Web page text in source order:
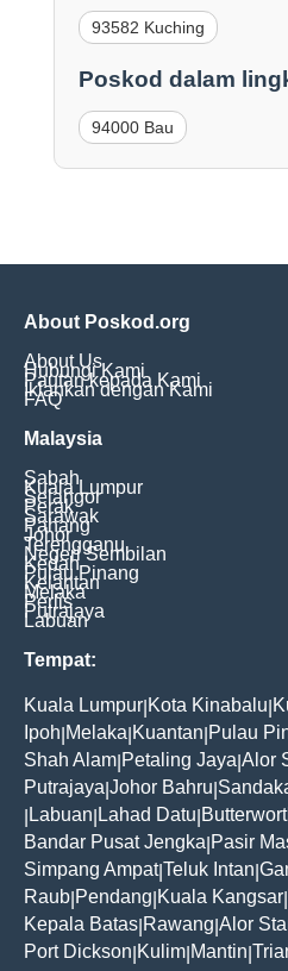
93582 Kuching
Poskod dalam
94000 Bau
About Poskod.org
About Us
Hubungi Kami
Pautan kepada Kami
Iklankan dengan Kami
FAQ
Malaysia
Sabah
Kuala Lumpur
Selangor
Perak
Sarawak
Pahang
Johor
Terengganu
Negeri Sembilan
Kedah
Pulau Pinang
Kelantan
Melaka
Perlis
Putrajaya
Labuan
Tempat:
Kuala Lumpur Kota Kinabalu
Ipoh Melaka Kuantan Pulau
Shah Alam Petaling Jaya Alor
Putrajaya Johor Bahru
Labuan Lahad Datu
Bandar Pusat Jengka Pasir
Simpang Ampat|Teluk Intan
Raub Pendang Kuala Kangsar
Kepala Batas Rawang Alor
Port Dickson Kulim Mantin